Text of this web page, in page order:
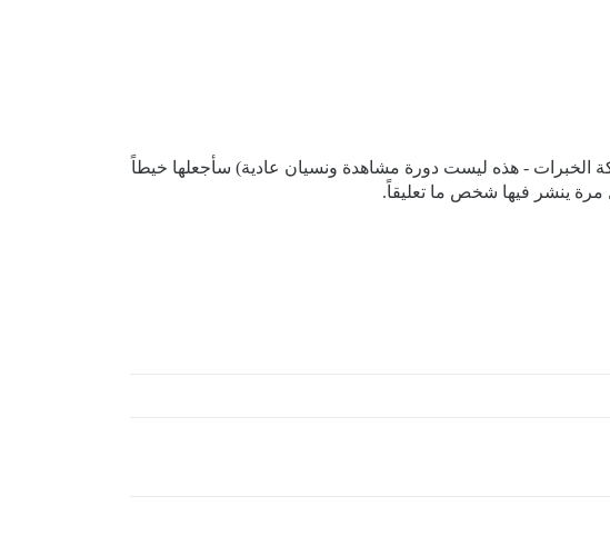
- هذه ليست دورة مشاهدة ونسيان عادية) سأجعلها خيطاً
ينشر فيها شخص ما تعليقاً.